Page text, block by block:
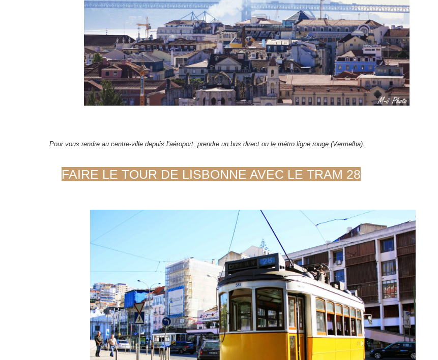
Pour vous rendre au centre-ville depuis l’aéroport, prendre un bus direct ou le métro ligne rouge (Vermelha).
FAIRE LE TOUR DE LISBONNE AVEC LE TRAM 28